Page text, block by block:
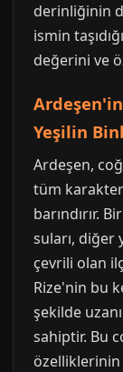
derinliğinin
ismin
değerini ve
Ardeşen'in
Yeşilin
Ardeşen,
tüm
barındırır.
suları, diğer
çevrili olan
Rize'nin bu
şekilde
sahiptir. Bu
özelliklerinin